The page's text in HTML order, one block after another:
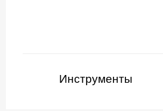
Инструменты